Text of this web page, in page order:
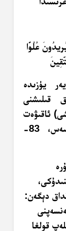
عُلُوًّا
يۈزىدە
قىلىشنى
ئاقىۋەت
تەقۋادارلارغا مەنسۇپتۇر»-(سۈرە قەسەس، 83-
دېگەن:
قولغا